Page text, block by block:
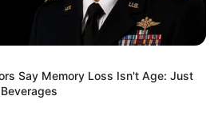
Say Memory Loss Isn't Age: Just